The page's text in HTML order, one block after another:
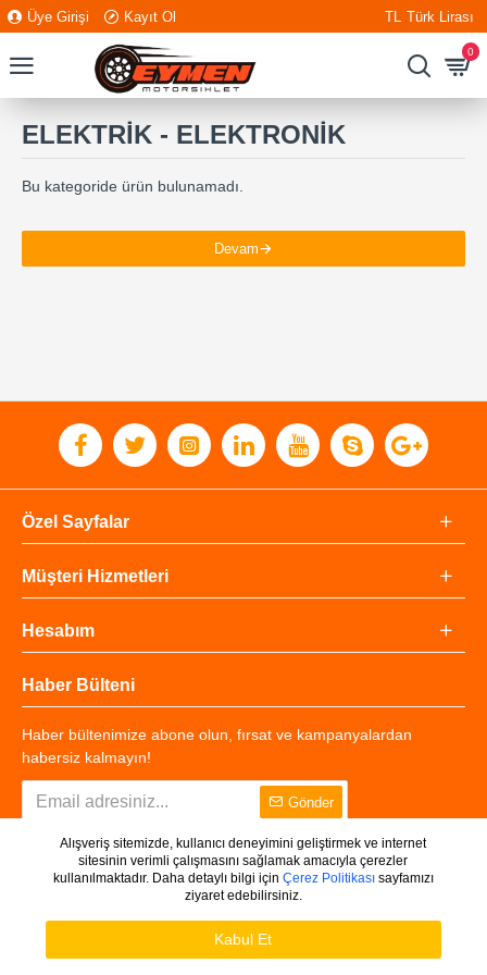
Üye Girişi Kayıt Ol TL Türk Lirası
0
ELEKTRİK - ELEKTRONİK
Bu kategoride ürün bulunamadı.
Devam
Özel Sayfalar
Müşteri Hizmetleri
Hesabım
Haber Bülteni
Haber bültenimize abone olun, fırsat ve kampanyalardan
habersiz kalmayın!
Gönder
Copyright © 2025 - Tüm Hakları Saklıdır.
Alışveriş sitemizde, kullanıcı deneyimini geliştirmek ve internet
sitesinin verimli çalışmasını sağlamak amacıyla çerezler
kullanılmaktadır. Daha detaylı bilgi için Çerez Politikasısayfamızı
ziyaret edebilirsiniz.
Kabul Et
Ürünleri Filtrele